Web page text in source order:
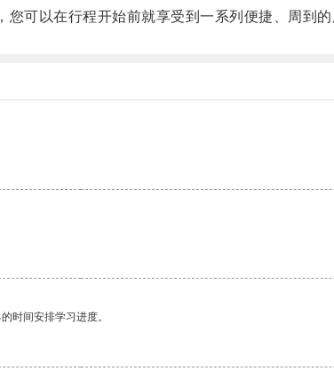
以在行程开始前就享受到一系列便捷、周到的
时间安排学习进度。